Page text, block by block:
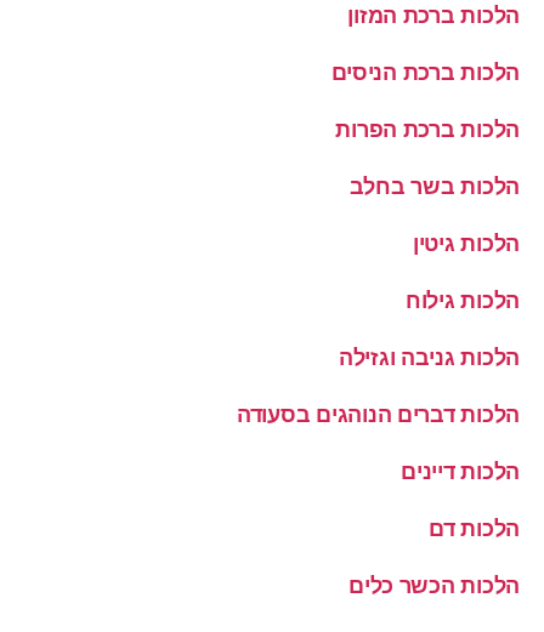
הלכות ברכת המזון
הלכות ברכת הניסים
הלכות ברכת הפרות
הלכות בשר בחלב
הלכות גיטין
הלכות גילוח
הלכות גניבה וגזילה
הלכות דברים הנוהגים בסעודה
הלכות דיינים
הלכות דם
הלכות הכשר כלים